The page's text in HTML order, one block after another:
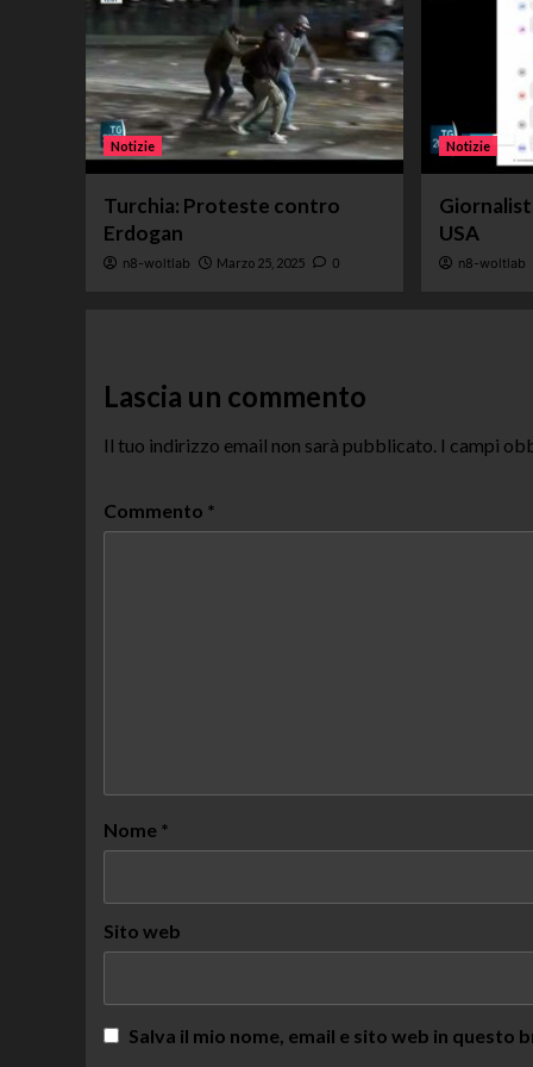
Notizie
Turchia: Proteste contro
Erdogan
n8-woltlab Marzo 25, 2025 0
Notizie
USA
n8-woltlab
Lascia un commento
Il tuo indirizzo email non sarà pubblicato. I campi
Commento *
Nome *
Sito web
Salva il mio nome, email e sito web in